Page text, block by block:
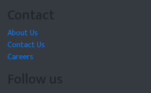
Contact
About Us
Contact Us
Careers
Follow us